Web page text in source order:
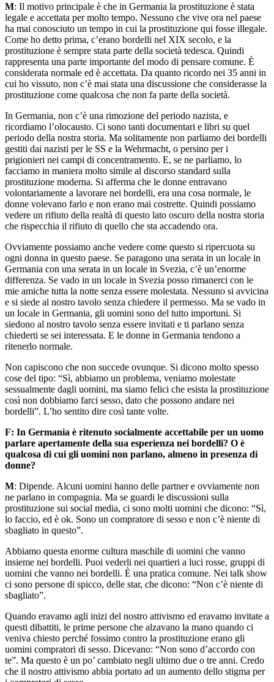
M: Il motivo principale è che in Germania la prostituzione è stata
legale e accettata per molto tempo. Nessuno che vive ora nel paese
ha mai conosciuto un tempo in cui la prostituzione qui fosse illegale.
Come ho detto prima, c’erano bordelli nel XIX secolo, e la
prostituzione è sempre stata parte della società tedesca. Quindi
rappresenta una parte importante del modo di pensare comune. È
considerata normale ed è accettata. Da quanto ricordo nei 35 anni in
cui ho vissuto, non c’è mai stata una discussione che considerasse la
prostituzione come qualcosa che non fa parte della società.
In Germania, non c’è una rimozione del periodo nazista, e
ricordiamo l’olocausto. Ci sono tanti documentari e libri su quel
periodo della nostra storia. Ma solitamente non parliamo dei bordelli
gestiti dai nazisti per le SS e la Wehrmacht, o persino per i
prigionieri nei campi di concentramento. E, se ne parliamo, lo
facciamo in maniera molto simile al discorso standard sulla
prostituzione moderna. Si afferma che le donne entravano
volontariamente a lavorare nei bordelli, era una cosa normale, le
donne volevano farlo e non erano mai costrette. Quindi possiamo
vedere un rifiuto della realtà di questo lato oscuro della nostra storia
che rispecchia il rifiuto di quello che sta accadendo ora.
Ovviamente possiamo anche vedere come questo si ripercuota su
ogni donna in questo paese. Se paragono una serata in un locale in
Germania con una serata in un locale in Svezia, c’è un’enorme
differenza. Se vado in un locale in Svezia posso rimanerci con le
mie amiche tutta la notte senza essere molestata. Nessuno si avvicina
e si siede al nostro tavolo senza chiedere il permesso. Ma se vado in
un locale in Germania, gli uomini sono del tutto importuni. Si
siedono al nostro tavolo senza essere invitati e ti parlano senza
chiederti se sei interessata. E le donne in Germania tendono a
ritenerlo normale.
Non capiscono che non succede ovunque. Si dicono molto spesso
cose del tipo: “Sì, abbiamo un problema, veniamo molestate
sessualmente dagli uomini, ma siamo felici che esista la prostituzione
così non dobbiamo farci sesso, dato che possono andare nei
bordelli”. L’ho sentito dire così tante volte.
F: In Germania è ritenuto socialmente accettabile per un uomo
parlare apertamente della sua esperienza nei bordelli? O è
qualcosa di cui gli uomini non parlano, almeno in presenza di
donne?
M: Dipende. Alcuni uomini hanno delle partner e ovviamente non
ne parlano in compagnia. Ma se guardi le discussioni sulla
prostituzione sui social media, ci sono molti uomini che dicono: “Sì,
lo faccio, ed è ok. Sono un compratore di sesso e non c’è niente di
sbagliato in questo”.
Abbiamo questa enorme cultura maschile di uomini che vanno
insieme nei bordelli. Puoi vederli nei quartieri a luci rosse, gruppi di
uomini che vanno nei bordelli. È una pratica comune. Nei talk show
ci sono persone di spicco, delle star, che dicono: “Non c’è niente di
sbagliato”.
Quando eravamo agli inizi del nostro attivismo ed eravamo invitate a
questi dibattiti, le prime persone che alzavano la mano quando ci
veniva chiesto perché fossimo contro la prostituzione erano gli
uomini compratori di sesso. Dicevano: “Non sono d’accordo con
te”. Ma questo è un po’ cambiato negli ultimo due o tre anni. Credo
che il nostro attivismo abbia portato ad un aumento dello stigma per